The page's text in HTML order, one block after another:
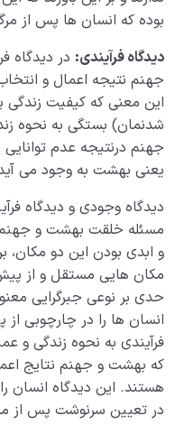
دارد؟
چرا انسان در گرو
را می سازد؟
گرفتاری در جهنم نفس
چگونه است؟
تقسیم بندی انواع جهنم
بهشت و جهنم ارزان؛
و رنج ابدی خود را شکل
بهشت و جهنم در زندگی
مسیر ساختن سرنوشت
نگاه ابدی و آمادگی برای
از خیال تا سلامت قلب
بوده که انسان ها پس از
دیدگاه فرآیندی: در دیدگاه
جهنم نتیجه اعمال و
این معنی که کیفیت
شدنمان) بستگی به نحوه
جهنم درنتیجه عدم
یعنی بهشت به وجود می
دیدگاه وجودی و دیدگاه
مسئله خلقت بهشت و جهنم
و ابدی بودن این دو
مکان هایی مستقل و از
حدی بر نوعی جبرگرایی
انسان ها را در چارچوبی
فرآیندی به نحوه زندگی و
که بهشت و جهنم نتایج
هستند. این دیدگاه انسان
در تعیین سرنوشت پس از